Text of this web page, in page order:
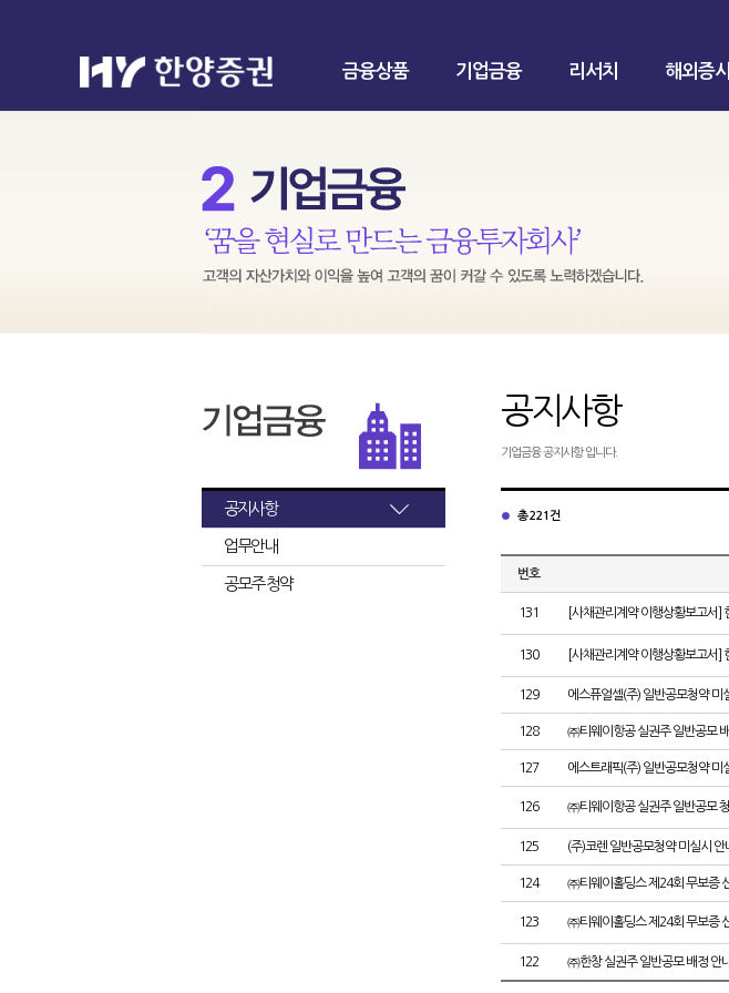
금융상품 기업금융 리서치 해외증시
공지사항
업무안내
공모주 청약
공지사항
기업금융 공지사항 입니다.
총 221건
번호
131 [사채관리계약 이행상황보고서]
130 [사채관리계약 이행상황보고서]
129 에스퓨얼셀(주) 일반공모청약 미
128 ㈜티웨이항공 실권주 일반공모
127 에스트래픽(주) 일반공모청약 미
126 ㈜티웨이항공 실권주 일반공모
125 (주)코렌 일반공모청약 미실시 안
124 ㈜티웨이홀딩스 제24회 무보증
123 ㈜티웨이홀딩스 제24회 무보증
122 ㈜한창 실권주 일반공모 배정 안